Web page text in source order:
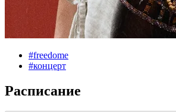
#freedome
#концерт
Расписание